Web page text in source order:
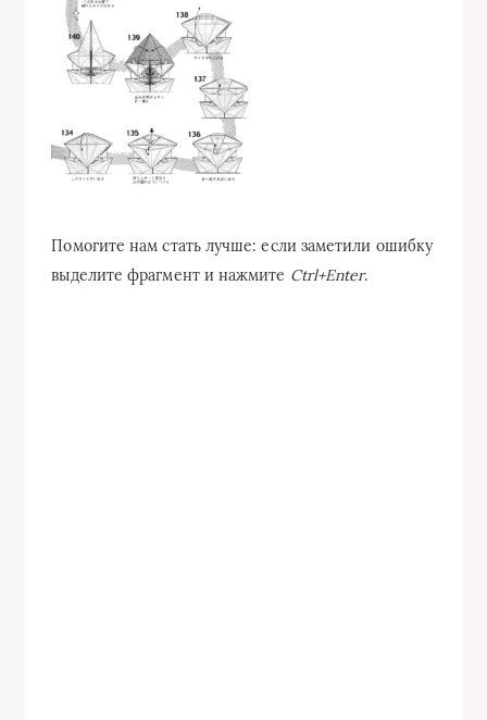
Помогите нам стать лучше: если заметили ошибку
выделите фрагмент и нажмите Ctrl+Enter.